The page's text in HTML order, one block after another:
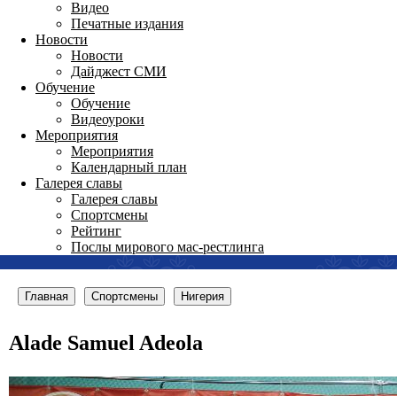
Видео
Печатные издания
Новости
Новости
Дайджест СМИ
Обучение
Обучение
Видеоуроки
Мероприятия
Мероприятия
Календарный план
Галерея славы
Галерея славы
Спортсмены
Рейтинг
Послы мирового мас-рестлинга
Главная Спортсмены Нигерия
Alade Samuel Adeola